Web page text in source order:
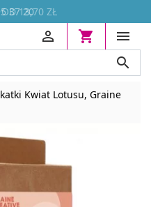
37 20
OD 13,70 ZŁ




Kwiat Lotusu, Graine